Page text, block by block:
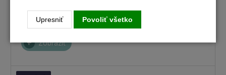
(2020)
Zobraziť
Upresniť Povoliť všetko